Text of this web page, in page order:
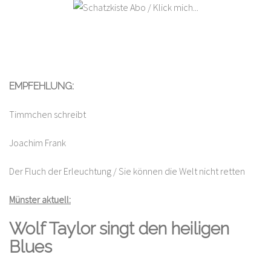
EMPFEHLUNG:
Timmchen schreibt
Joachim Frank
Der Fluch der Erleuchtung / Sie können die Welt nicht retten
Münster aktuell:
Wolf Taylor singt den heiligen
Blues